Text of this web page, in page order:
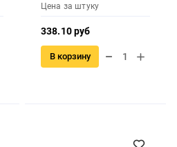
Цена за штуку
338.10 руб
В корзину